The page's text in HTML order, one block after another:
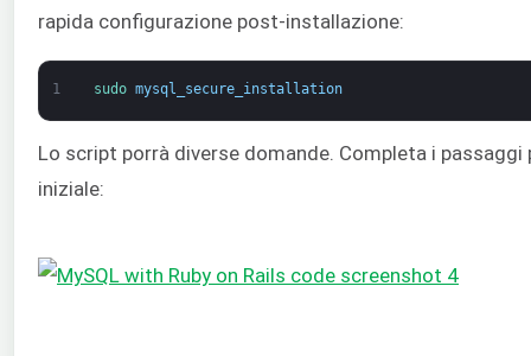
rapida configurazione post-installazione:
1 sudo mysql_secure_installation
Lo script porrà diverse domande. Completa i
iniziale: